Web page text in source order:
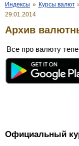
Индексы » Курсы валют
29.01.2014
Архив
Все про валюту
Официальный